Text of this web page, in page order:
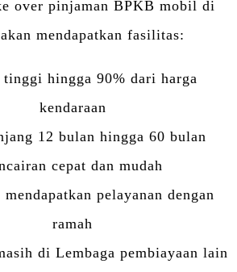
over pinjaman BPKB mobil di
mendapatkan fasilitas:
hingga 90% dari harga
kendaraan
12 bulan hingga 60 bulan
cepat dan mudah
pelayanan dengan
ramah
di Lembaga pembiayaan lain